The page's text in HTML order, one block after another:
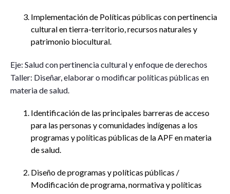
Implementación de Políticas públicas con pertinencia
cultural en tierra-territorio, recursos naturales y
patrimonio biocultural.
Eje: Salud con pertinencia cultural y enfoque de derechos
Taller: Diseñar, elaborar o modificar políticas públicas en
materia de salud.
Identificación de las principales barreras de acceso
para las personas y comunidades indígenas a los
programas y políticas públicas de la APF en materia
de salud.
Diseño de programas y políticas públicas /
Modificación de programa, normativa y políticas